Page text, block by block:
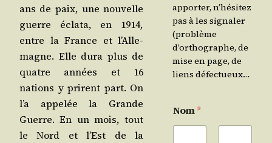
ans de paix, une nou­velle
guerre écla­ta, en 1914,
entre la France et l’Al­le­
magne. Elle dura plus de
quatre années et 16
nations y prirent part. On
l’a appe­lée la Grande
Guerre. En un mois, tout
le Nord et l’Est de la
apporter, n’hésitez
pas à les signaler
(problème
d’orthographe, de
mise en page, de
liens défectueux…
Nom*